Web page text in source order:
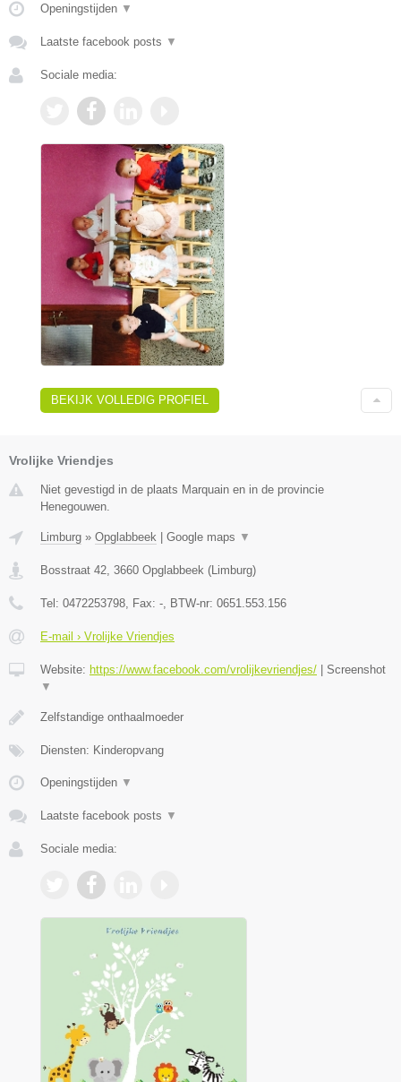
Openingstijden ▼
Laatste facebook posts ▼
Sociale media:
BEKIJK VOLLEDIG PROFIEL
Vrolijke Vriendjes
Niet gevestigd in de plaats Marquain en in de provincie
Henegouwen.
Limburg » Opglabbeek Google maps ▼
Bosstraat 42, 3660 Opglabbeek (Limburg)
Tel: 0472253798, Fax: -, BTW-nr: 0651.553.156
E-mail › Vrolijke Vriendjes
Website: https://www.facebook.com/vrolijkevriendjes/
Screenshot
▼
Zelfstandige onthaalmoeder
Diensten: Kinderopvang
Openingstijden ▼
Laatste facebook posts ▼
Sociale media: